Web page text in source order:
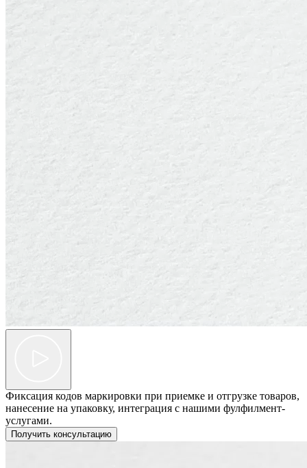
Фиксация кодов маркировки при приемке и отгрузке товаров,
нанесение на упаковку, интеграция с нашими фулфилмент-
услугами.
Получить консультацию